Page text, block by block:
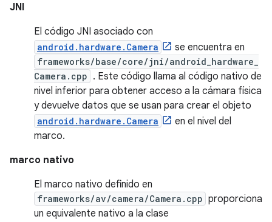
JNI
El código JNI asociado con
android.hardware.Camera se encuentra en
frameworks/base/core/jni/android_hardware_
Camera.cpp . Este código llama al código nativo de
nivel inferior para obtener acceso a la cámara física
y devuelve datos que se usan para crear el objeto
android.hardware.Camera
en el nivel del
marco.
marco nativo
El marco nativo definido en
frameworks/av/camera/Camera.cpp proporciona
un equivalente nativo a la clase